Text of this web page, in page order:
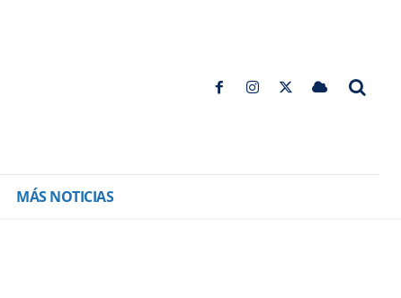
MÁS NOTICIAS